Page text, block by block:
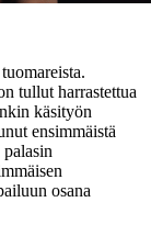
tullut harrastettua
käsityön
ensimmäistä
osana